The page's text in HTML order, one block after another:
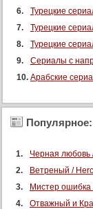
Турецкие
Турецкие
Турецкие
Сериалы с
Арабские
Популярное:
Черная любовь
Ветреный /
Мистер ошибка
Отважный и